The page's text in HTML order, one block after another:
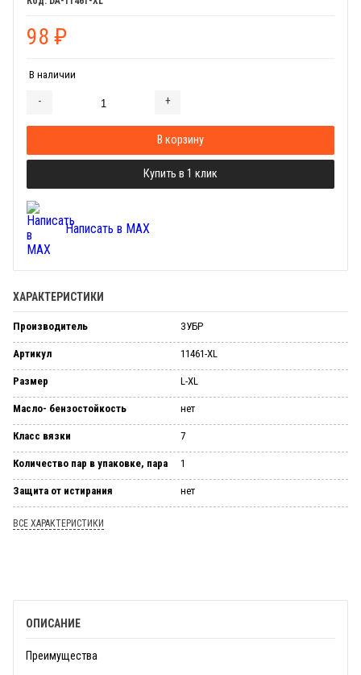
98 ₽
В наличии
- +
В корзину
Купить в 1 клик
Написать в MAX
ХАРАКТЕРИСТИКИ
Производитель ЗУБР
Артикул 11461-XL
Размер L-XL
Масло- бензостойкость нет
Класс вязки 7
Количество пар в упаковке, пара 1
Защита от истирания нет
ВСЕ ХАРАКТЕРИСТИКИ
ОПИСАНИЕ
Преимущества